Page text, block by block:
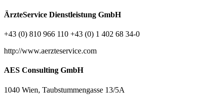
ÄrzteService Dienstleistung GmbH
+43 (0) 810 966 110 +43 (0) 1 402 68 34-0
http://www.aerzteservice.com
AES Consulting GmbH
1040 Wien, Taubstummengasse 13/5A